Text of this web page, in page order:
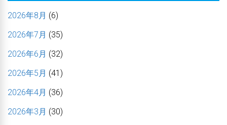
2026年8月 (6)
2026年7月 (35)
2026年6月 (32)
2026年5月 (41)
2026年4月 (36)
2026年3月 (30)